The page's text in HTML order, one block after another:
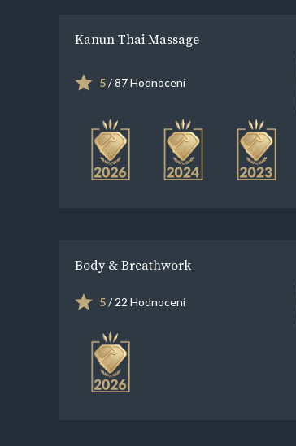
Kanun Thai Massage
5/ 87 Hodnocení
Body & Breathwork
5/ 22 Hodnocení